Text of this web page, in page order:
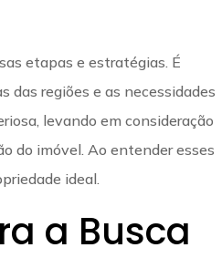
etapas e estratégias. É
das regiões e as necessidades
levando em consideração
do imóvel. Ao entender esses
ideal.
a Busca